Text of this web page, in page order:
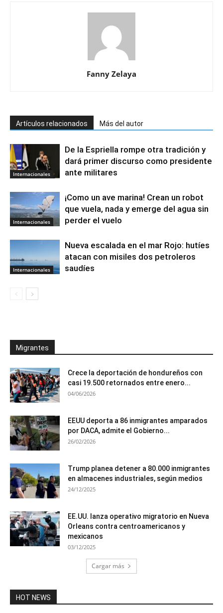
Fanny Zelaya
Artículos relacionados Más del autor
Internacionales
De la Espriella rompe otra tradición y
dará primer discurso como presidente
ante militares
Internacionales
¡Como un ave marina! Crean un robot
que vuela, nada y emerge del agua sin
perder el vuelo
Internacionales
Nueva escalada en el mar Rojo: hutíes
atacan con misiles dos petroleros
saudíes
Migrantes
Crece la deportación de hondureños con
casi 19.500 retornados entre enero...
04/06/2026
EEUU deporta a 86 inmigrantes amparados
por DACA, admite el Gobierno...
26/02/2026
Trump planea detener a 80.000 inmigrantes
en almacenes industriales, según medios
24/12/2025
EE.UU. lanza operativo migratorio en Nueva
Orleans contra centroamericanos y
mexicanos
03/12/2025
Cargar más
HOT NEWS